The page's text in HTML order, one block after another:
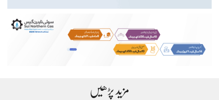
مزید پڑھیں